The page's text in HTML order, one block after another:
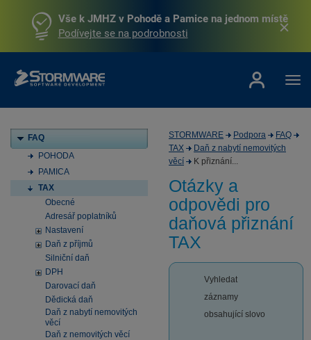
Vše k JMHZ v Pohodě a Pamice na jednom místě
Podívejte se na podrobnosti
FAQ
POHODA
PAMICA
TAX
Obecné
Adresář poplatníků
Nastavení
Daň z příjmů
Silniční daň
DPH
Darovací daň
Dědická daň
Daň z nabytí nemovitých
věcí
Daň z nemovitých věcí
STORMWARE Podpora
FAQ
TAX
Daň z nabytí nemovitých
věcí
K přiznání...
Otázky a
odpovědi pro
daňová přiznání
TAX
Vyhledat
záznamy
obsahující slovo